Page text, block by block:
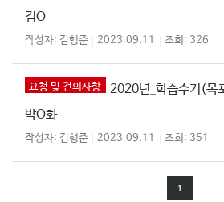
김O
김행준 2023.09.11 326
요청 및 건의사항
2020년_학습수기(목
박O화
김행준 2023.09.11 351
1